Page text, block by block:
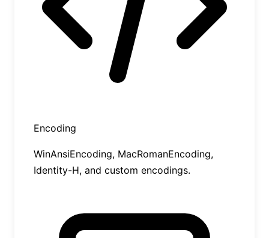
Encoding
WinAnsiEncoding, MacRomanEncoding,
Identity-H, and custom encodings.